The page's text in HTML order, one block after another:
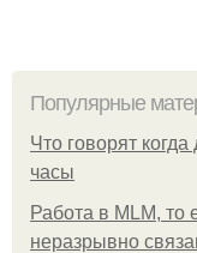
Популярные
Что говорят
часы
Работа в MLM, то
неразрывно